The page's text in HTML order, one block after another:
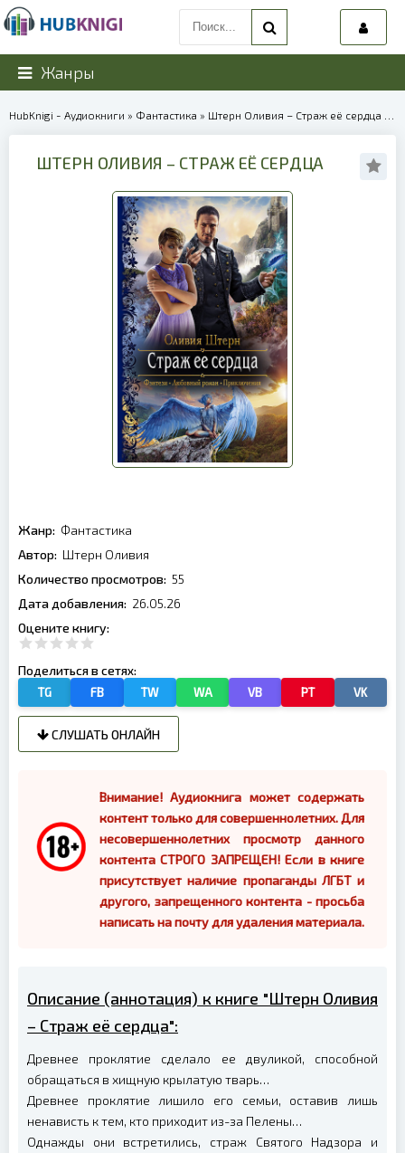
Жанры
HubKnigi - Аудиокниги » Фантастика » Штерн Оливия – Страж её сердца | 40054
ШТЕРН ОЛИВИЯ – СТРАЖ ЕЁ СЕРДЦА
Жанр: Фантастика
Автор: Штерн Оливия
Количество просмотров: 55
Дата добавления: 26.05.26
Оцените книгу:
Поделиться в сетях:
TG FB TW WA VB PT VK
СЛУШАТЬ ОНЛАЙН
Внимание! Аудиокнига может содержать
контент только для совершеннолетних. Для
несовершеннолетних просмотр данного
контента СТРОГО ЗАПРЕЩЕН! Если в книге
присутствует наличие пропаганды ЛГБТ и
другого, запрещенного контента - просьба
написать на почту для удаления материала.
Описание (аннотация) к книге "Штерн Оливия
– Страж её сердца":
Древнее проклятие сделало ее двуликой, способной
обращаться в хищную крылатую тварь…
Древнее проклятие лишило его семьи, оставив лишь
ненависть к тем, кто приходит из-за Пелены…
Однажды они встретились, страж Святого Надзора и